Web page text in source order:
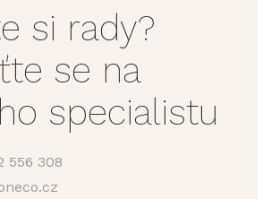
si rady?
se na
specialistu
556 308